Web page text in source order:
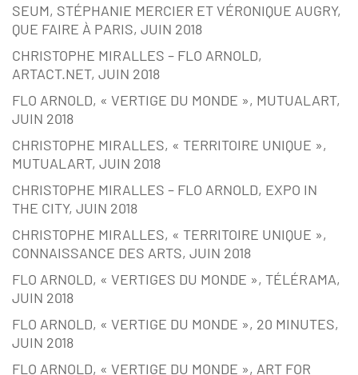
SEUM, STÉPHANIE MERCIER ET VÉRONIQUE AUGRY,
QUE FAIRE À PARIS, JUIN 2018
CHRISTOPHE MIRALLES – FLO ARNOLD,
ARTACT.NET, JUIN 2018
FLO ARNOLD, « VERTIGE DU MONDE », MUTUALART,
JUIN 2018
CHRISTOPHE MIRALLES, « TERRITOIRE UNIQUE »,
MUTUALART, JUIN 2018
CHRISTOPHE MIRALLES – FLO ARNOLD, EXPO IN
THE CITY, JUIN 2018
CHRISTOPHE MIRALLES, « TERRITOIRE UNIQUE »,
CONNAISSANCE DES ARTS, JUIN 2018
FLO ARNOLD, « VERTIGES DU MONDE », TÉLÉRAMA,
JUIN 2018
FLO ARNOLD, « VERTIGE DU MONDE », 20 MINUTES,
JUIN 2018
FLO ARNOLD, « VERTIGE DU MONDE », ART FOR